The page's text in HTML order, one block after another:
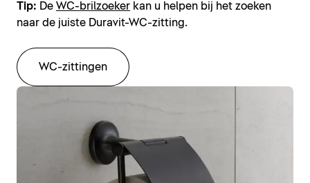
Tip: De WC-brilzoeker kan u helpen bij het zoeken
naar de juiste Duravit-WC-zitting.
WC-zittingen